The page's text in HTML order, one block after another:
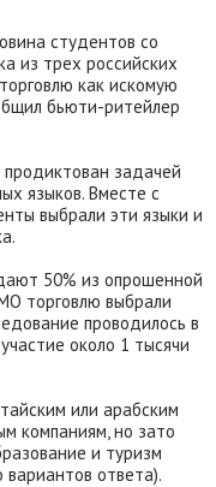
студентов со
из трех российских
как искомую
бьюти-ритейлер
задачей
языков. Вместе с
выбрали эти языки и
50% из опрошенной
торговлю выбрали
проводилось в
около 1 тысячи
или арабским
компаниям, но зато
и туризм
ответа).